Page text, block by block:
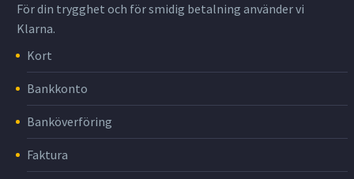
För din trygghet och för smidig betalning använder vi
Klarna.
Kort
Bankkonto
Banköverföring
Faktura